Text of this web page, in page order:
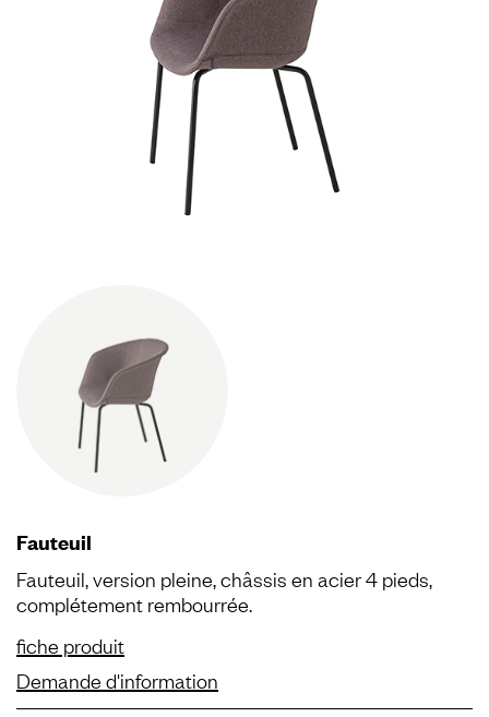
Fauteuil
Fauteuil, version pleine, châssis en acier 4 pieds,
complétement rembourrée.
fiche produit
Demande d'information